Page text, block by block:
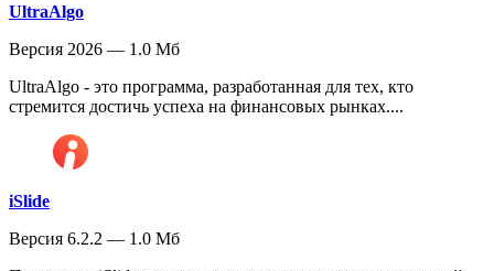
UltraAlgo
Версия 2026 — 1.0 Мб
UltraAlgo - это программа, разработанная для тех, кто
стремится достичь успеха на финансовых рынках....
iSlide
Версия 6.2.2 — 1.0 Мб